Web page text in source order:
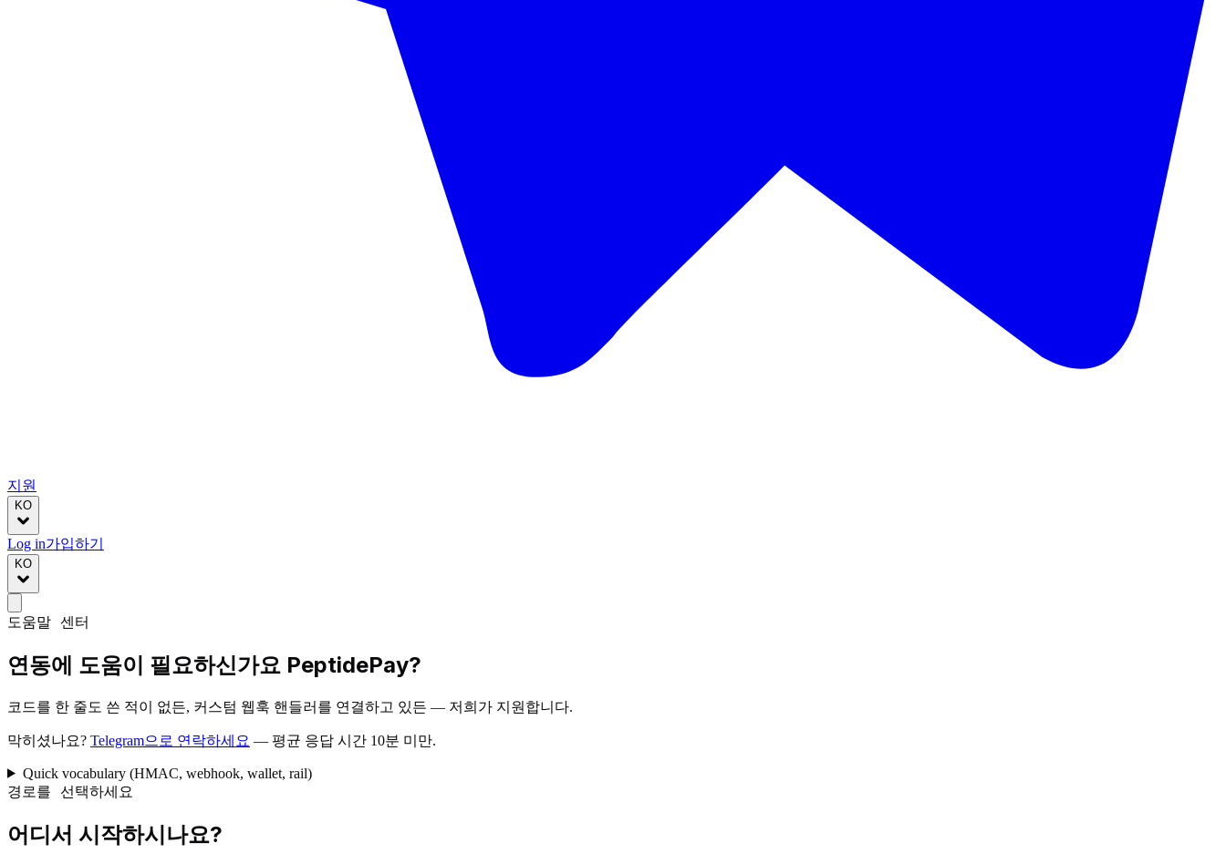
지원
KO
Log in가입하기
KO
도움말 센터
연동에 도움이 필요하신가요 PeptidePay?
코드를 한 줄도 쓴 적이 없든, 커스텀 웹훅 핸들러를 연결하고 있든 — 저희가 지원합니다.
막히셨나요? Telegram으로 연락하세요 — 평균 응답 시간 10분 미만.
Quick vocabulary (HMAC, webhook, wallet, rail)
경로를 선택하세요
어디서 시작하시나요?